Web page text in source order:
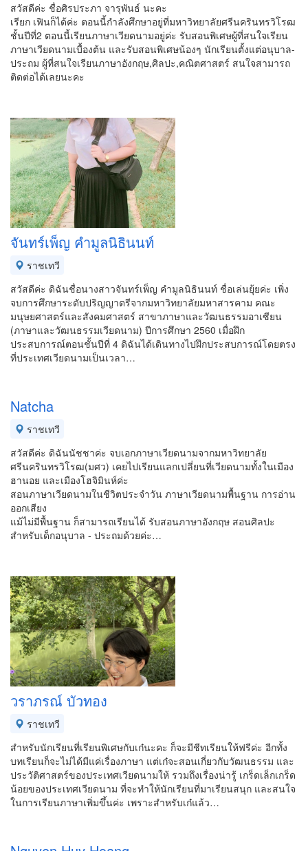
สวัสดีค่ะ ชื่อศิรประภา จารุพันธ์ นะคะ
เรียก เฟินก็ได้ค่ะ ตอนนี้กำลังศึกษาอยู่ที่มหาวิทยาลัยศรีนครินทรวิโรฒ
ชั้นปีที่2 ตอนนี้เรียนภาษาเวียดนามอยู่ค่ะ รับสอนพิเศษผู้ที่สนใจเรียน
ภาษาเวียดนามเบื้องต้น และรับสอนพิเศษน้องๆ นักเรียนตั้งแต่อนุบาล-
ประถม ผู้ที่สนใจเรียนภาษาอังกฤษ,ศิลปะ,คณิตศาสตร์ สนใจสามารถ
ติดต่อได้เลยนะคะ
จันทร์เพ็ญ คำมูลนิธินนท์
ราชเทวี
สวัสดีค่ะ ดิฉันชื่อนางสาวจันทร์เพ็ญ คำมูลนิธินนท์ ชื่อเล่นยุ้ยค่ะ เพิ่ง
จบการศึกษาระดับปริญญาตรีจากมหาวิทยาลัยมหาสารคาม คณะ
มนุษยศาสตร์และสังคมศาสตร์ สาขาภาษาและวัฒนธรรมอาเซียน
(ภาษาและวัฒนธรรมเวียดนาม) ปีการศึกษา 2560 เมื่อฝึก
ประสบการณ์ตอนชั้นปีที่ 4 ดิฉันได้เดินทางไปฝึกประสบการณ์โดยตรง
ที่ประเทศเวียดนามเป็นเวลา…
Natcha
ราชเทวี
สวัสดีค่ะ ดิฉันนัชชาค่ะ จบเอกภาษาเวียดนามจากมหาวิทยาลัย
ศรีนครินทรวิโรฒ(มศว) เคยไปเรียนแลกเปลี่ยนที่เวียดนามทั้งในเมือง
ฮานอย และเมืองโฮจิมินห์ค่ะ
สอนภาษาเวียดนามในชีวิตประจำวัน ภาษาเวียดนามพื้นฐาน การอ่าน
ออกเสียง
แม้ไม่มีพื้นฐาน ก็สามารถเรียนได้ รับสอนภาษาอังกฤษ สอนศิลปะ
สำหรับเด็กอนุบาล - ประถมด้วยค่ะ…
วราภรณ์ บัวทอง
ราชเทวี
สำหรับนักเรียนที่เรียนพิเศษกับเก๋นะคะ ก็จะมีชีทเรียนให้ฟรีค่ะ อีกทั้ง
บทเรียนก็จะไม่ได้มีแค่เรื่องภาษา แต่เก๋จะสอนเกี่ยวกับวัฒนธรรม และ
ประวัติศาสตร์ของประเทศเวียดนามให้ รวมถึงเรื่องน่ารู้ เกร็ดเล็กเกร็ด
น้อยของประเทศเวียดนาม ที่จะทำให้นักเรียนที่มาเรียนสนุก และสนใจ
ในการเรียนภาษาเพิ่มขึ้นค่ะ เพราะสำหรับเก๋แล้ว…